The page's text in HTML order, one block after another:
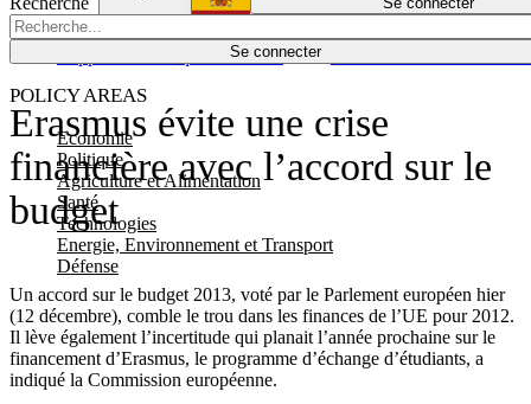
Se connecter
POLICY AREAS
Economie
Politique
Agriculture et Alimentation
Santé
Technologies
Energie, Environnement et Transport
Défense
Économie
Español
Erasmus évite une crise
financière avec l’accord sur le
budget
Un accord sur le budget 2013, voté par le Parlement européen hier
(12 décembre), comble le trou dans les finances de l’UE pour 2012.
Il lève également l’incertitude qui planait l’année prochaine sur le
financement d’Erasmus, le programme d’échange d’étudiants, a
indiqué la Commission européenne.